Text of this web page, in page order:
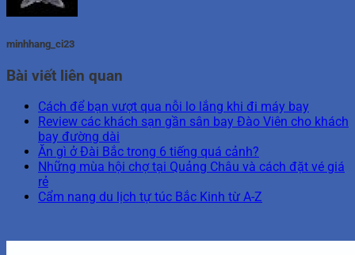
minhhang_ci23
Bài viết liên quan
Cách để bạn vượt qua nỗi lo lắng khi đi máy bay
Review các khách sạn gần sân bay Đào Viên cho khách
bay đường dài
Ăn gì ở Đài Bắc trong 6 tiếng quá cảnh?
Những mùa hội chợ tại Quảng Châu và cách đặt vé giá
rẻ
Cẩm nang du lịch tự túc Bắc Kinh từ A-Z